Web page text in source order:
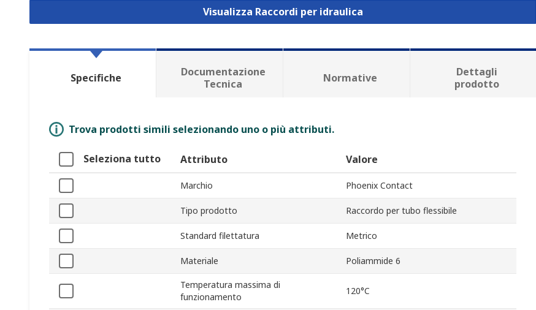
Visualizza Raccordi per idraulica
Specifiche
Documentazione
Tecnica
Normative
Dettagli
prodotto
Trova prodotti simili selezionando uno o più attributi.
Seleziona tutto Attributo Valore
Marchio Phoenix Contact
Tipo prodotto Raccordo per tubo flessibile
Standard filettatura Metrico
Materiale Poliammide 6
Temperatura massima di
funzionamento
120°C